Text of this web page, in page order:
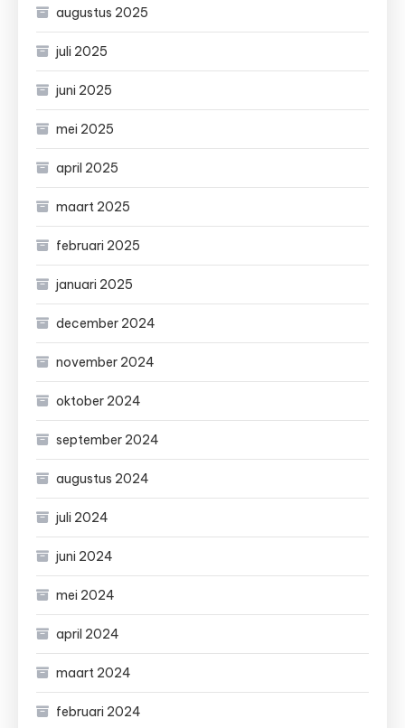
augustus 2025
juli 2025
juni 2025
mei 2025
april 2025
maart 2025
februari 2025
januari 2025
december 2024
november 2024
oktober 2024
september 2024
augustus 2024
juli 2024
juni 2024
mei 2024
april 2024
maart 2024
februari 2024